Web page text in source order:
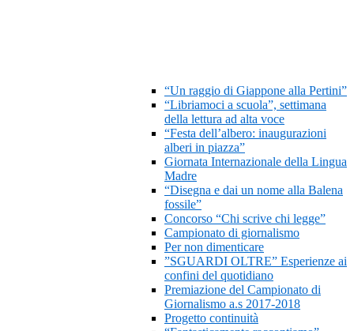
“Un raggio di Giappone alla Pertini”
“Libriamoci a scuola”, settimana
della lettura ad alta voce
“Festa dell’albero: inaugurazioni
alberi in piazza”
Giornata Internazionale della Lingua
Madre
“Disegna e dai un nome alla Balena
fossile”
Concorso “Chi scrive chi legge”
Campionato di giornalismo
Per non dimenticare
”SGUARDI OLTRE” Esperienze ai
confini del quotidiano
Premiazione del Campionato di
Giornalismo a.s 2017-2018
Progetto continuità